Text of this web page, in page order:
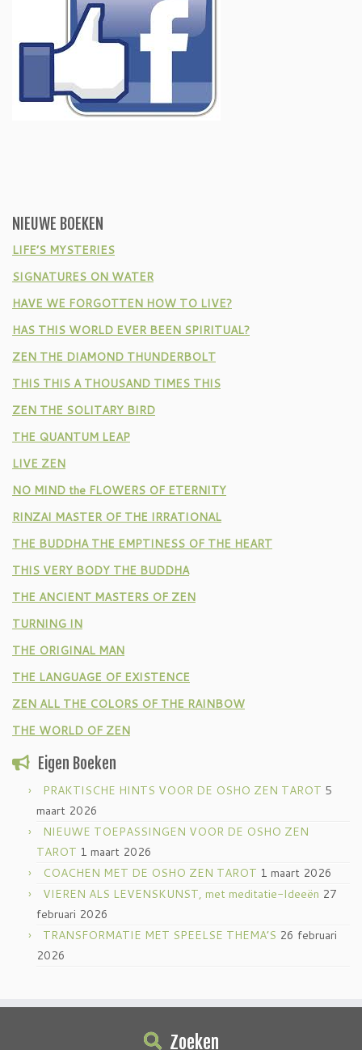
NIEUWE BOEKEN
LIFE’S MYSTERIES
SIGNATURES ON WATER
HAVE WE FORGOTTEN HOW TO LIVE?
HAS THIS WORLD EVER BEEN SPIRITUAL?
ZEN THE DIAMOND THUNDERBOLT
THIS THIS A THOUSAND TIMES THIS
ZEN THE SOLITARY BIRD
THE QUANTUM LEAP
LIVE ZEN
NO MIND the FLOWERS OF ETERNITY
RINZAI MASTER OF THE IRRATIONAL
THE BUDDHA THE EMPTINESS OF THE HEART
THIS VERY BODY THE BUDDHA
THE ANCIENT MASTERS OF ZEN
TURNING IN
THE ORIGINAL MAN
THE LANGUAGE OF EXISTENCE
ZEN ALL THE COLORS OF THE RAINBOW
THE WORLD OF ZEN
Eigen Boeken
PRAKTISCHE HINTS VOOR DE OSHO ZEN TAROT 5
maart 2026
NIEUWE TOEPASSINGEN VOOR DE OSHO ZEN
TAROT 1 maart 2026
COACHEN MET DE OSHO ZEN TAROT 1 maart 2026
VIEREN ALS LEVENSKUNST, met meditatie-Ideeën 27
februari 2026
TRANSFORMATIE MET SPEELSE THEMA’S 26 februari
2026
Zoeken